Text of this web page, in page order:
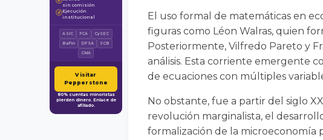
sin comisión
✓ Ejecución
institucional
ASIC FCA
CySEC
BaFin
DFSA
SCB
CMA
Visitar
Pepperstone
80% cuentas minoristas
pierden dinero. Enlace de
afiliado.
El uso formal de matemáticas en
figuras como Léon Walras, quien
Posteriormente, Vilfredo Pareto y
análisis. Esta corriente emergente
de ecuaciones con múltiples
No obstante, fue a partir del siglo
revolución marginalista, el
formalización de la microeconomía